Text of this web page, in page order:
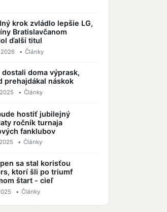
krok zvládlo lepšie LG,
Bratislavčanom
ďalší titul
• Články
dostali doma výprask,
prehajdákal náskok
• Články
hostiť jubilejný
ročník turnaja
fanklubov
• Články
sa stal korisťou
ktorí šli po triumf
štart - cieľ
• Články